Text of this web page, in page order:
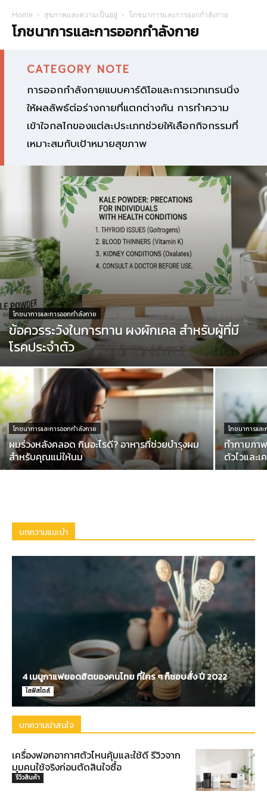
Home สุขภาพและความเป็นอยู่ โภชนาการและการออกกำลังกาย
โภชนาการและการออกกำลังกาย
CATEGORY NOTE
การออกกำลังกายแบบคาร์ดิโอและการเวทเทรนนิ่ง
ให้ผลลัพธ์ต่อร่างกายที่แตกต่างกัน การทำความ
เข้าใจกลไกของแต่ละประเภทช่วยให้เลือกกิจกรรมที่
เหมาะสมกับเป้าหมายสุขภาพ
โภชนาการและการออกกำลังกาย
ข้อควรระวังในการทาน ผงผักเคล สำหรับผู้ที่มี
โรคประจำตัว
โภชนาการและการออกกำลังกาย
ผมร่วงหลังคลอด กินอะไรดี? อาหารที่ช่วยบำรุงผม
สำหรับคุณแม่ให้นม
โภชนาการแล
ทำกายภา
ตัวไวและ
บทความแนะนำ
4 เมนูกาแฟยอดฮิตของคนไทย ที่ใคร ๆ ก็ชอบสั่ง ปี 2022
ไลฟ์สไตล์
บทความน่าสนใจ
เครื่องฟอกอากาศตัวไหนคุ้มและใช้ดี รีวิวจาก
มุมคนใช้จริงก่อนตัดสินใจซื้อ
รีวิวสินค้า